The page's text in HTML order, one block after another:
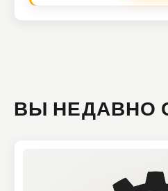
ВЫ НЕДАВНО